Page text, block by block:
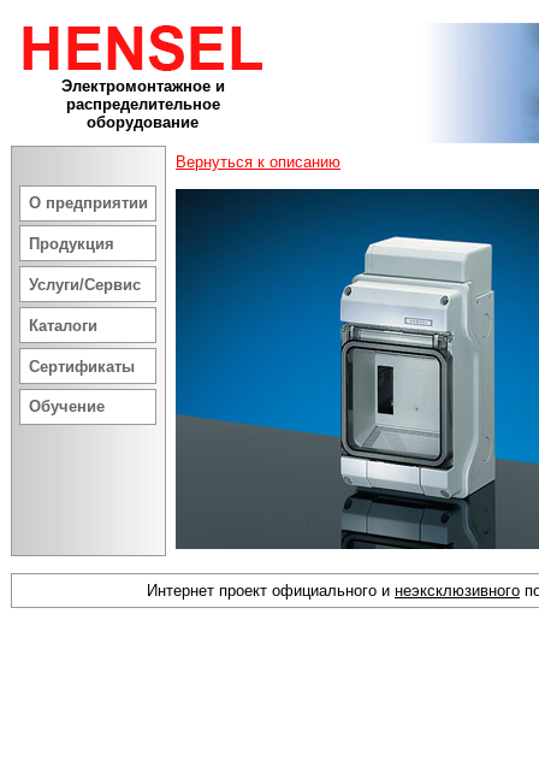
Электромонтажное и
распределительное
оборудование
О предприятии
Продукция
Услуги/Сервис
Каталоги
Сертификаты
Обучение
Вернуться к описанию
Интернет проект официального и неэксклюзивного